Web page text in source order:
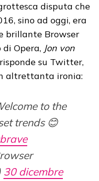
disputa che
sino ad oggi, era
brillante Browser
Opera, Jon von
su Twitter,
altrettanta ironia:
to the
trends 😊
30 dicembre